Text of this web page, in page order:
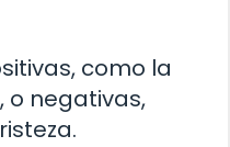
como la
o negativas,